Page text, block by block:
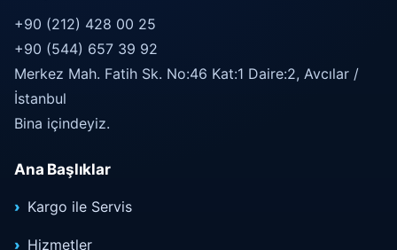
+90 (212) 428 00 25
+90 (544) 657 39 92
Merkez Mah. Fatih Sk. No:46 Kat:1 Daire:2, Avcılar /
İstanbul
Bina içindeyiz.
Ana Başlıklar
Kargo ile Servis
Hizmetler